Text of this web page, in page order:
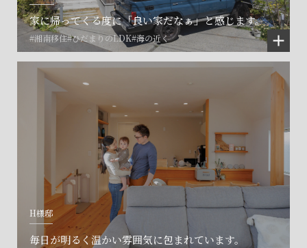
家に帰ってくる度に「良い家だなぁ」と感じます。
#湘南移住#ひだまりのLDK#海の近く
H様邸
毎日が明るく温かい雰囲気に包まれています。
©SET inc.